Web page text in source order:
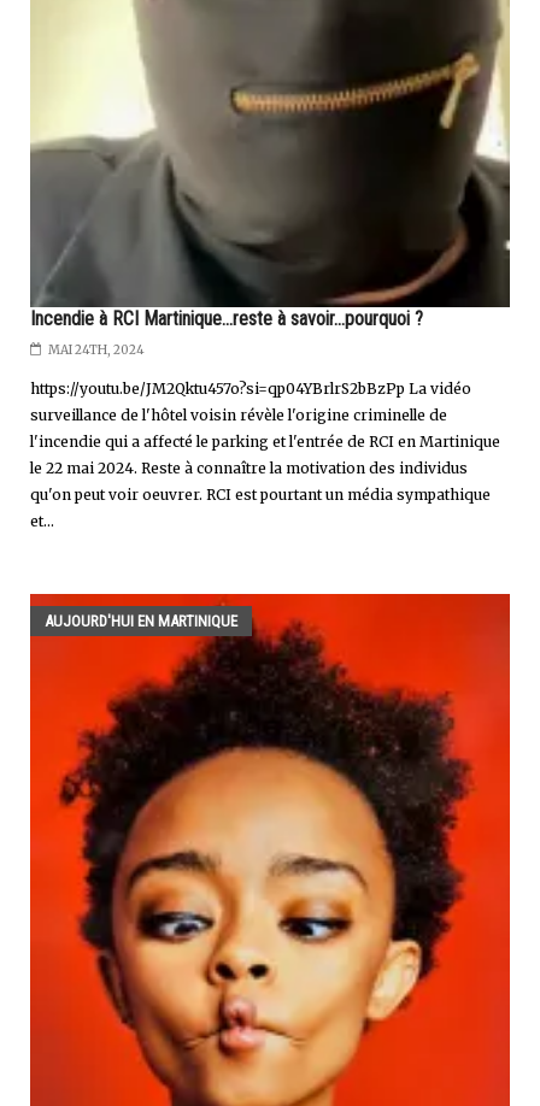
Incendie à RCI Martinique...reste à savoir...pourquoi ?
MAI 24TH, 2024
https://youtu.be/JM2Qktu457o?si=qp04YBrlrS2bBzPp La vidéo
surveillance de l'hôtel voisin révèle l'origine criminelle de
l'incendie qui a affecté le parking et l'entrée de RCI en Martinique
le 22 mai 2024. Reste à connaître la motivation des individus
qu'on peut voir oeuvrer. RCI est pourtant un média sympathique
et...
AUJOURD'HUI EN MARTINIQUE